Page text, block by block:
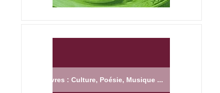
Livres : Culture, Poésie, Musique ...